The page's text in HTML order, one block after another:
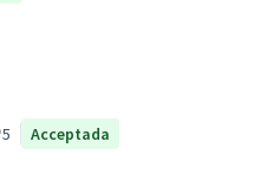
5 Acceptada